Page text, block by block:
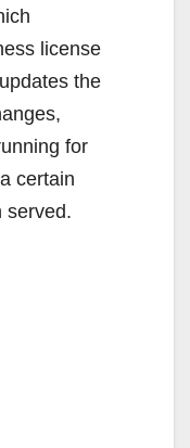
license
the
for
certain
served.